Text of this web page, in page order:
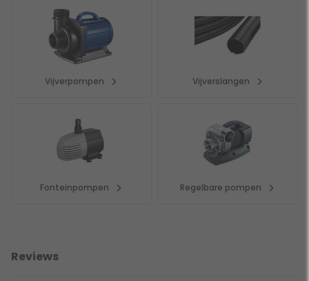
Vijverpompen Vijverslangen
Fonteinpompen Regelbare pompen
Reviews